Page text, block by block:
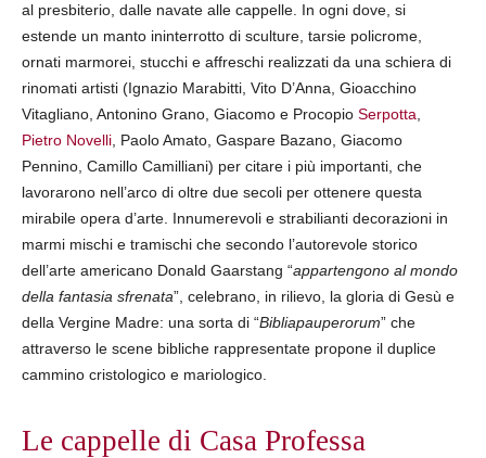
al presbiterio, dalle navate alle cappelle. In ogni dove, si
estende un manto ininterrotto di sculture, tarsie policrome,
ornati marmorei, stucchi e affreschi realizzati da una schiera di
rinomati artisti (Ignazio Marabitti, Vito D’Anna, Gioacchino
Vitagliano, Antonino Grano, Giacomo e Procopio Serpotta
Pietro Novelli , Paolo Amato, Gaspare Bazano, Giacomo
Pennino, Camillo Camilliani) per citare i più importanti, che
lavorarono nell’arco di oltre due secoli per ottenere questa
mirabile opera d’arte. Innumerevoli e strabilianti decorazioni in
marmi mischi e tramischi che secondo l’autorevole storico
dell’arte americano Donald Gaarstang “appartengono al mondo
della fantasia sfrenata”, celebrano, in rilievo, la gloria di Gesù e
della Vergine Madre: una sorta di “Bibliapauperorum” che
attraverso le scene bibliche rappresentate propone il duplice
cammino cristologico e mariologico.
Le cappelle di Casa Professa